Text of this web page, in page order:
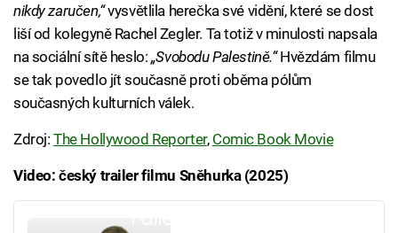
nikdy zaručen,“vysvětlila herečka své vidění, které se dost
liší od kolegyně Rachel Zegler. Ta totiž v minulosti napsala
na sociální sítě heslo: „Svobodu Palestině.“Hvězdám filmu
se tak povedlo jít současně proti oběma pólům
současných kulturních válek.
Zdroj:The Hollywood Reporter, Comic Book Movie
Video: český trailer filmu Sněhurka (2025)